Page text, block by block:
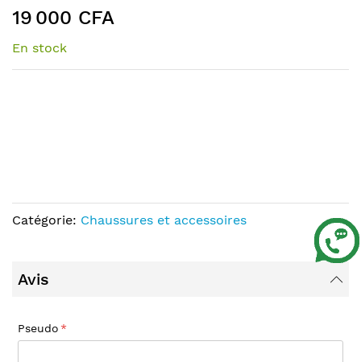
gallery
the
beginning
of
19 000 CFA
En stock
Catégorie: Chaussures et accessoires
Avis
Pseudo